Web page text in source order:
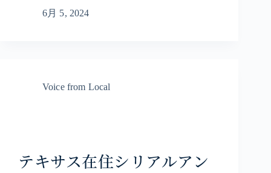
6月 5, 2024
Voice from Local
テキサス在住シリアルアン